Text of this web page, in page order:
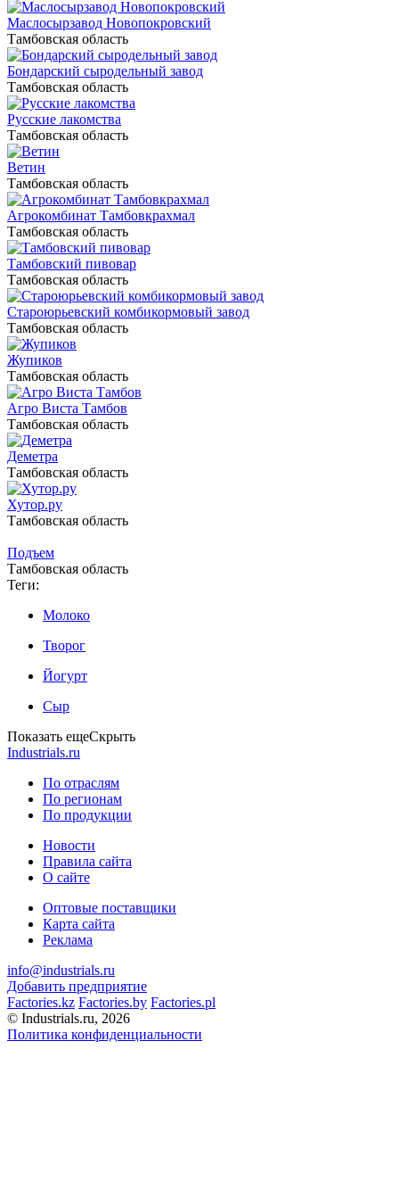
Маслосырзавод Новопокровский
Тамбовская область
Бондарский сыродельный завод
Тамбовская область
Русские лакомства
Тамбовская область
Ветин
Тамбовская область
Агрокомбинат Тамбовкрахмал
Тамбовская область
Тамбовский пивовар
Тамбовская область
Староюрьевский комбикормовый завод
Тамбовская область
Жупиков
Тамбовская область
Агро Виста Тамбов
Тамбовская область
Деметра
Тамбовская область
Хутор.ру
Тамбовская область
Подъем
Тамбовская область
Теги:
Молоко
Творог
Йогурт
Сыр
Показать ещеСкрыть
Industrials.ru
По отраслям
По регионам
По продукции
Новости
Правила сайта
О сайте
Оптовые поставщики
Карта сайта
Реклама
info@industrials.ru
Добавить предприятие
Factories.kz Factories.by Factories.pl
© Industrials.ru, 2026
Политика конфиденциальности